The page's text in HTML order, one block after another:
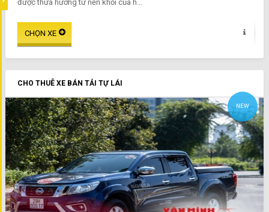
được thừa hưởng từ nền khối của h...
CHO THUÊ XE BÁN TẢI TỰ LÁI
NEW